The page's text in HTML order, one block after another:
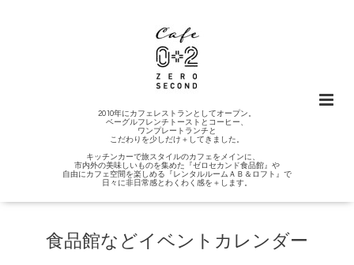
2010年にカフェレストランとしてオープン。
ベーグルフレンチトーストとコーヒー、
ワンプレートランチと
こだわりを少しだけ＋してきました。
キッチンカーで旅スタイルのカフェをメインに、
市内外の美味しいものを集めた『ゼロセカンド食品館』や
自由にカフェ空間を楽しめる『レンタルルームＡＢ＆ロフト』で
日々に非日常感とわくわく感を＋します。
食品館などイベントカレンダー